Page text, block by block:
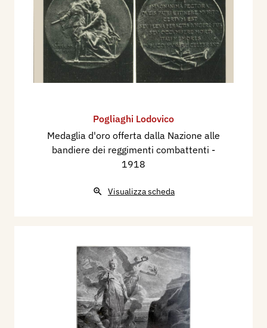
Pogliaghi Lodovico
Medaglia d'oro offerta dalla Nazione alle
bandiere dei reggimenti combattenti -
1918
Visualizza scheda